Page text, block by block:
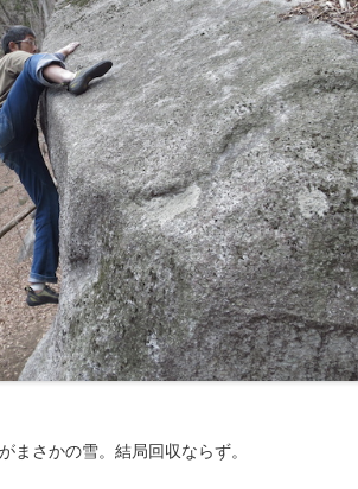
まさかの雪。結局回収ならず。